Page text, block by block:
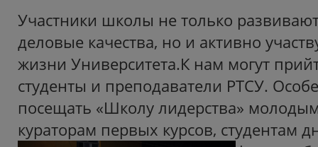
Участники школы не только
деловые качества, но и активно
жизни Университета.К нам могут
студенты и преподаватели РТСУ.
посещать «Школу лидерства»
кураторам первых курсов, студентам